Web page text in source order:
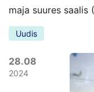
maja suures saalis
Uudis
28.08
2024